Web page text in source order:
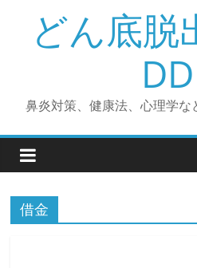
ッ
どん底
鼻炎対策、健康法、心理学な
借金